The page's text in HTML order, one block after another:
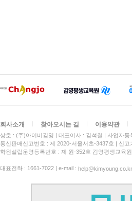
회사소개 찾아오시는 길 이용약관
상호 : (주)아이비김영 대표이사 : 김석철 사업자등
통신판매신고번호 : 제 2020-서울서초-3437호
신고
학원설립운영등록번호 : 제 원-352호 김영평생교육
대표전화 : 1661-7022 | e-mail : help@kimyoung.co.kr